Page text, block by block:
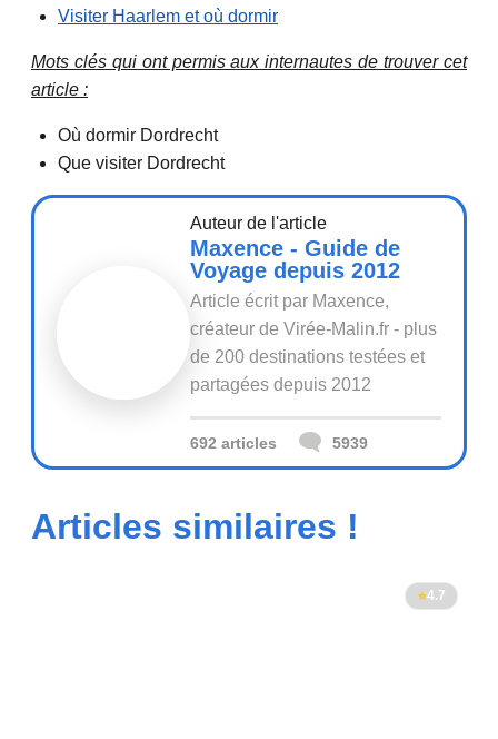
Visiter Haarlem et où dormir
Mots clés qui ont permis aux internautes de trouver cet
article :
Où dormir Dordrecht
Que visiter Dordrecht
Auteur de l'article
Maxence - Guide de
Voyage depuis 2012
Article écrit par Maxence,
créateur de Virée-Malin.fr - plus
de 200 destinations testées et
partagées depuis 2012
692 articles 5939
Articles similaires !
4.7